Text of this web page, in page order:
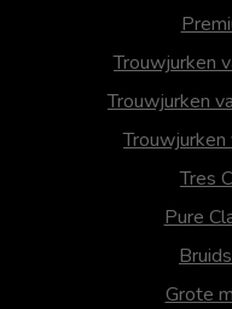
Trouwjurken
Trouwjurken
Tres
Pure
Grote